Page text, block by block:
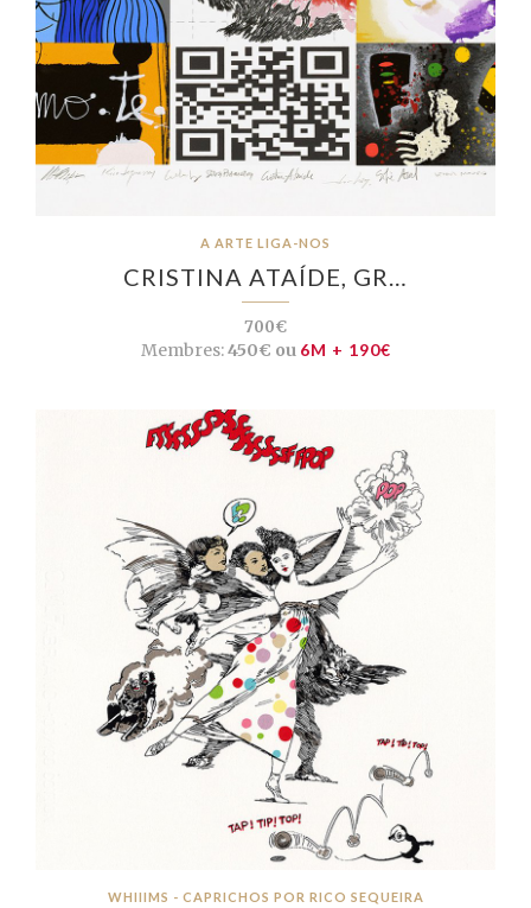
A ARTE LIGA-NOS
CRISTINA ATAÍDE, GR…
700€
Membres:450€ ou 6M + 190€
WHIIIMS - CAPRICHOS POR RICO SEQUEIRA